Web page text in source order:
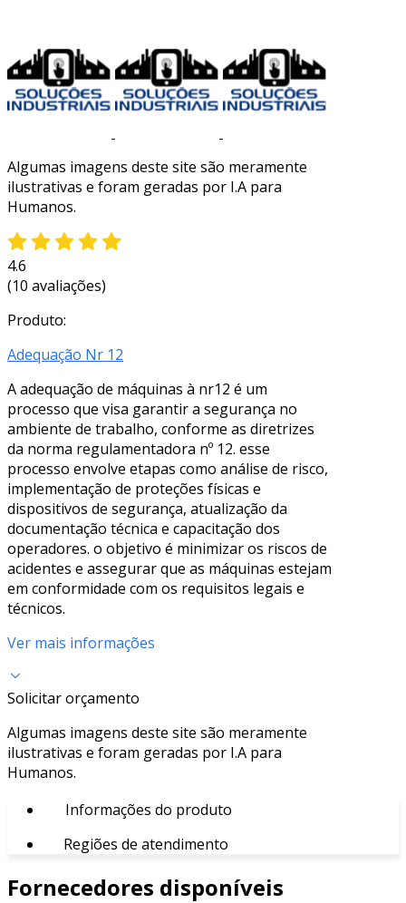
Algumas imagens deste site são meramente
ilustrativas e foram geradas por I.A para
Humanos.
4.6
(10 avaliações)
Produto:
Adequação Nr 12
A adequação de máquinas à nr12 é um
processo que visa garantir a segurança no
ambiente de trabalho, conforme as diretrizes
da norma regulamentadora nº 12. esse
processo envolve etapas como análise de risco,
implementação de proteções físicas e
dispositivos de segurança, atualização da
documentação técnica e capacitação dos
operadores. o objetivo é minimizar os riscos de
acidentes e assegurar que as máquinas estejam
em conformidade com os requisitos legais e
técnicos.
Ver mais informações
Solicitar orçamento
Algumas imagens deste site são meramente
ilustrativas e foram geradas por I.A para
Humanos.
Informações do produto
Regiões de atendimento
Fornecedores disponíveis